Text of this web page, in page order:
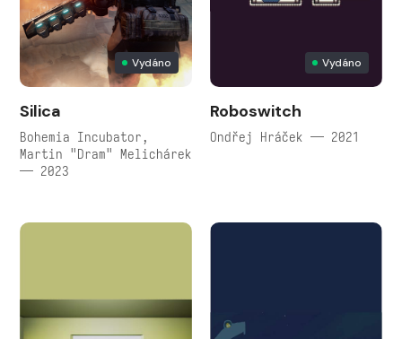
Vydáno
Silica
Bohemia Incubator,
Martin "Dram" Melichárek
— 2023
Vydáno
Roboswitch
Ondřej Hráček — 2021